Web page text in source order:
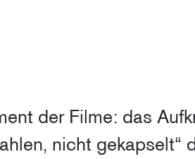
der Filme: das
nicht gekapselt“